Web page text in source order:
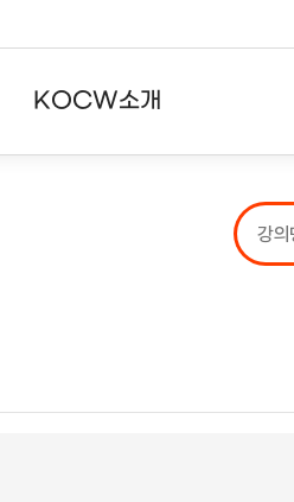
KOCW소개